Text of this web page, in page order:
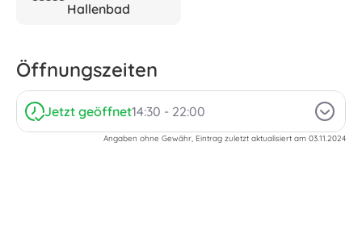
Hallenbad
Öffnungszeiten
Jetzt geöffnet14:30 - 22:00
Angaben ohne Gewähr, Eintrag zuletzt aktualisiert am 03.11.2024